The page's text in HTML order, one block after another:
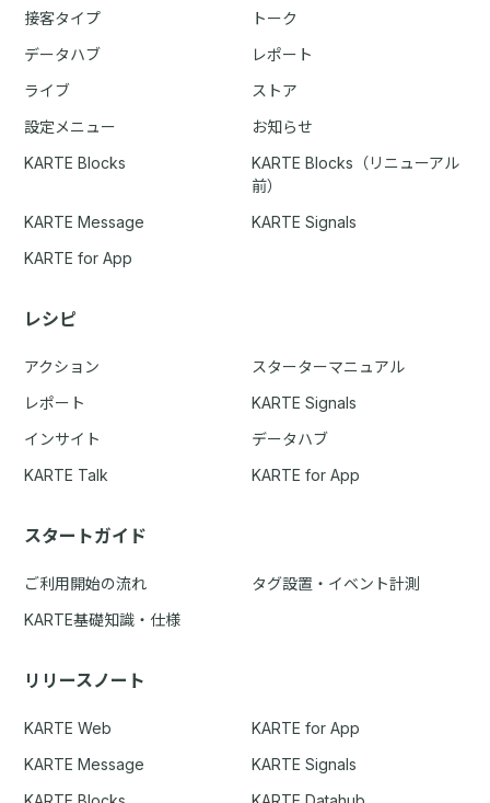
接客タイプ
トーク
データハブ
レポート
ライブ
ストア
設定メニュー
お知らせ
KARTE Blocks
KARTE Blocks（リニューアル
前）
KARTE Message
KARTE Signals
KARTE for App
レシピ
アクション
スターターマニュアル
レポート
KARTE Signals
インサイト
データハブ
KARTE Talk
KARTE for App
スタートガイド
ご利用開始の流れ
タグ設置・イベント計測
KARTE基礎知識・仕様
リリースノート
KARTE Web
KARTE for App
KARTE Message
KARTE Signals